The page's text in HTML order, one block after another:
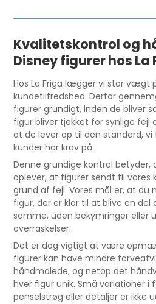
Kvalitetskontrol og
Disney figurer hos La
Hos La Friga lægger vi stor vægt
kundetilfredshed. Derfor
figurer grundigt, inden de bliver
figur bliver tjekket for synlige fejl
at de lever op til den standard,
kunder har krav på.
Denne grundige kontrol
oplever, at figurer sendt til vores
grund af fejl. Vores mål er, at du
figur, der er klar til at blive en
samme, uden bekymringer eller
overraskelser.
Det er dog vigtigt at være
figurer kan have mindre
håndmalede, og netop det
hver figur unik. Små variationer i
penselstrøg eller detaljer er ikke